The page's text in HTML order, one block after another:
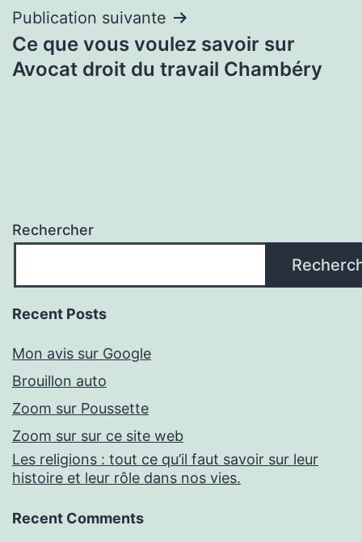
l’article
Publication suivante
Ce que vous voulez savoir sur
Avocat droit du travail Chambéry
Rechercher
Recent Posts
Mon avis sur Google
Brouillon auto
Zoom sur Poussette
Zoom sur sur ce site web
Les religions : tout ce qu’il faut savoir sur leur
histoire et leur rôle dans nos vies.
Recent Comments